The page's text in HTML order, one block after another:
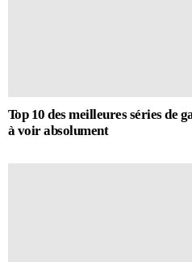
Top 10 des meilleures séries de
à voir absolument